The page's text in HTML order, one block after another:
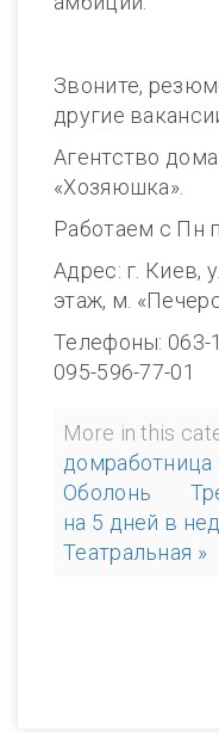
Звоните,
другие
Агентство
«Хозяюшка».
Работаем с
Адрес: г. Киев,
этаж, м.
Телефоны: 063-
095-596-77-01
More in this
домработница
Оболонь
на 5 дней в
Театральная »